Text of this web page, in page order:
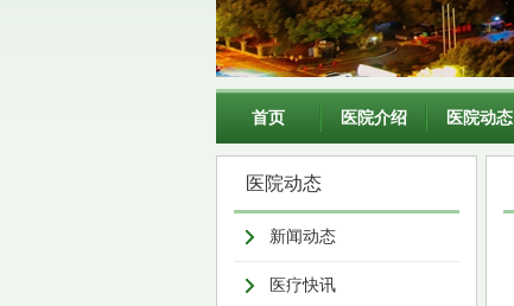
首页 医院介绍 医院动态
医院动态
新闻动态
医疗快讯